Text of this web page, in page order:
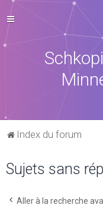
Index du forum
Sujets sans
Aller à la recherche